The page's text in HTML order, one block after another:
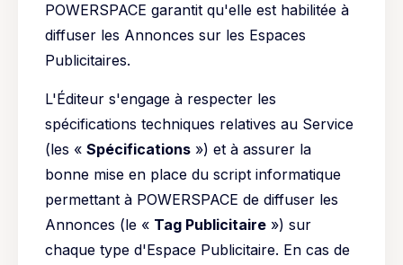
POWERSPACE garantit qu'elle est habilitée à
diffuser les Annonces sur les Espaces
Publicitaires.
L'Éditeur s'engage à respecter les
spécifications techniques relatives au Service
(les « Spécifications ») et à assurer la
bonne mise en place du script informatique
permettant à POWERSPACE de diffuser les
Annonces (le « Tag Publicitaire ») sur
chaque type d'Espace Publicitaire. En cas de